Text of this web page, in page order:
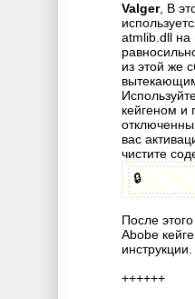
Valger, В
atmlib.dll на
из этой же
кейгеном и
вас
чистите
🔒
После
Abobe
инструкции.
++++++